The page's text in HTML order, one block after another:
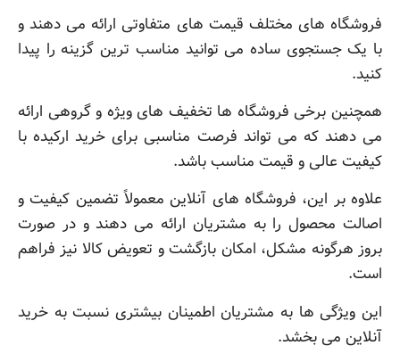
فروشگاه های مختلف قیمت های متفاوتی ارائه می دهند و
با یک جستجوی ساده می توانید مناسب ترین گزینه را پیدا
کنید.
همچنین برخی فروشگاه ها تخفیف های ویژه و گروهی ارائه
می دهند که می تواند فرصت مناسبی برای خرید ارکیده با
کیفیت عالی و قیمت مناسب باشد.
علاوه بر این، فروشگاه های آنلاین معمولاً تضمین کیفیت و
اصالت محصول را به مشتریان ارائه می دهند و در صورت
بروز هرگونه مشکل، امکان بازگشت و تعویض کالا نیز فراهم
است.
این ویژگی ها به مشتریان اطمینان بیشتری نسبت به خرید
آنلاین می بخشد.